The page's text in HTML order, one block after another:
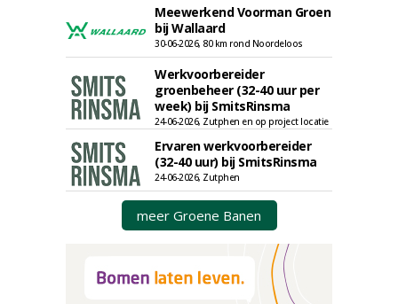
Meewerkend Voorman Groen
bij Wallaard
30-06-2026, 80 km rond Noordeloos
Werkvoorbereider
groenbeheer (32-40 uur per
week) bij SmitsRinsma
24-06-2026, Zutphen en op project locatie
Ervaren werkvoorbereider
(32-40 uur) bij SmitsRinsma
24-06-2026, Zutphen
meer Groene Banen